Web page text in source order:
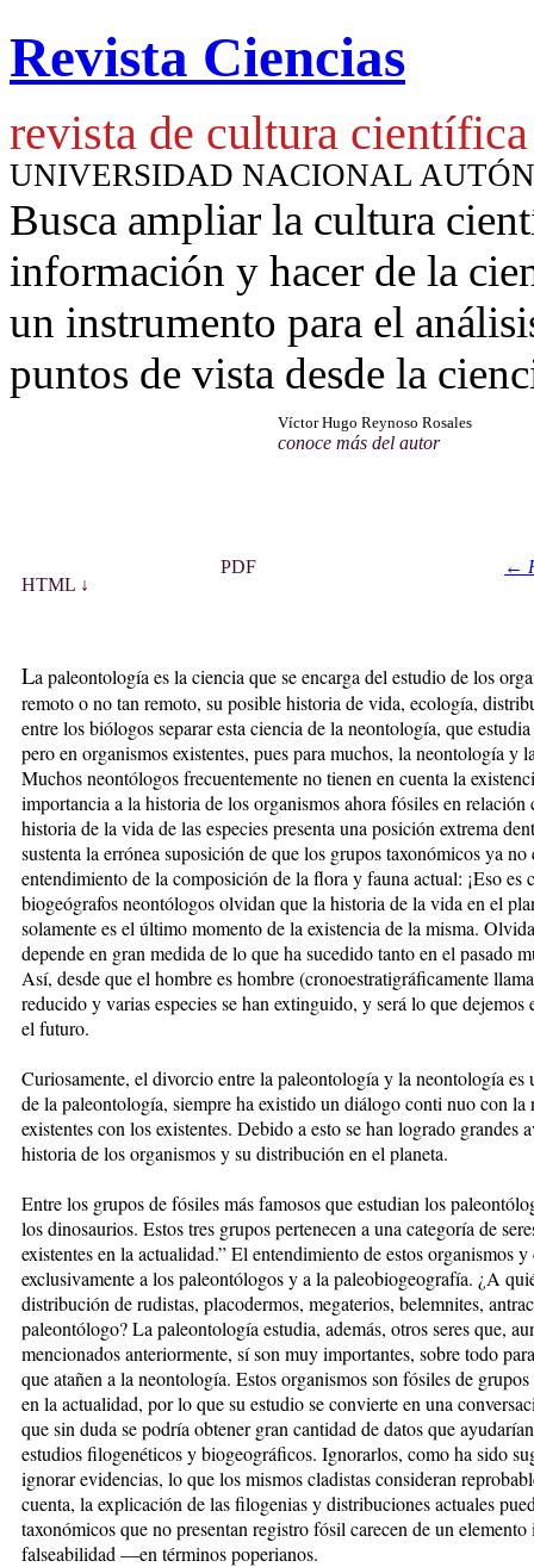
Revista Ciencias
revista de cultura científica
UNIVERSIDAD NACIONAL
Busca ampliar la cultura
información y hacer de la
un instrumento para el
puntos de vista desde la
Víctor Hugo Reynoso Rosales
conoce más del autor
HTML ↓
PDF ←
La paleontología es la ciencia que se encarga del estudio de los
remoto o no tan remoto, su posible historia de vida, ecología,
entre los biólogos separar esta ciencia de la neontología, que
pero en organismos existentes, pues para muchos, la neontología y
Muchos neontólogos frecuentemente no tienen en cuenta la
importancia a la historia de los organismos ahora fósiles en
historia de la vida de las especies presenta una posición extrema
sustenta la ­errónea suposición de que los grupos taxonómicos ya
entendimiento de la composición de la flora y fauna actual: ¡Eso es
biogeógrafos neontólogos olvidan que la historia de la vida en el
solamente es el último momento de la existencia de la ­misma.
depende en gran medida de lo que ha sucedido tanto en el pasado
Así, desde que el hombre es hombre (cronoestratigráficamente
reducido y varias especies se han extinguido, y será lo que
el futuro.
Curiosamente, el divorcio entre la paleontología y la neontología
de la paleontología, siempre ha existido un diálogo conti­ nuo con
existentes con los existentes. Debido a esto se han logrado grandes
historia de los organismos y su distribución en el planeta.
Entre los grupos de fósiles más famosos que estudian los
los dinosaurios. Estos tres grupos pertenecen a una categoría de
existentes en la actualidad.” El entendimiento de estos organismos
exclusivamente a los paleontólogos y a la paleo­biogeografía. ¿A
distribución de rudistas, placodermos, megaterios, belemnites,
paleontólogo? La paleontología estudia, además, otros seres que,
mencionados anteriormente, sí son muy importantes, sobre todo
que atañen a la neontología. Estos organismos son fósiles de
en la actualidad, por lo que su estudio se convierte en una
que sin duda se podría obtener gran cantidad de datos que
estudios filogenéticos y biogeográficos. Ignorarlos, como ha sido
ignorar evidencias, lo que los mismos cladistas consideran
cuenta, la explicación de las filogenias y distribuciones actuales
taxonómicos que no presentan registro fósil carecen de un
falseabilidad —en términos poperianos.